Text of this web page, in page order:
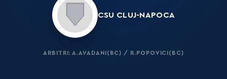
CSU CLUJ-NAPOCA
ARBITRI: A.AVADANI(BC) / R.POPOVICI(BC)